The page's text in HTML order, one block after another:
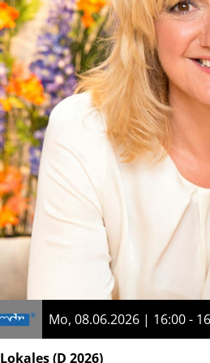
Mo, 08.06.2026 | 16:00 -
Lokales(D 2026)